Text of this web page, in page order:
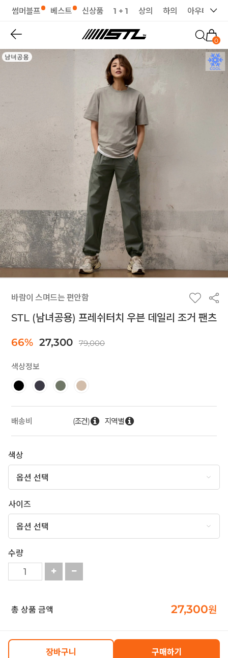
썸머블프 베스트 신상품 1 + 1 상의 하의 아우터
0
바람이 스며드는 편안함
STL (남녀공용) 프레쉬터치 우븐 데일리 조거 팬츠
66% 27,300 79,000
색상정보
배송비 (조건) 지역별
색상
사이즈
수량
총 상품 금액 27,300원
장바구니 구매하기